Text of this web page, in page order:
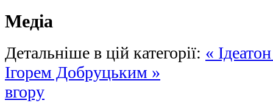
Медіа
Детальніше в цій категорії: «
Ігорем Добруцьким »
вгору